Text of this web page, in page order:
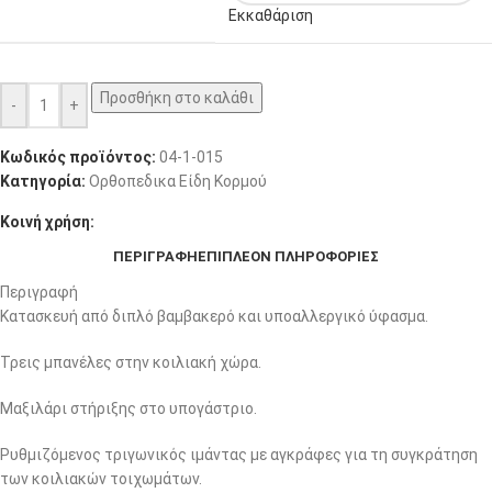
Εκκαθάριση
- + Προσθήκη στο καλάθι
Κωδικός προϊόντος: 04-1-015
Κατηγορία: Ορθοπεδικα Είδη Κορμού
Κοινή χρήση:
ΠΕΡΙΓΡΑΦΉΕΠΙΠΛΈΟΝ ΠΛΗΡΟΦΟΡΊΕΣ
Περιγραφή
Κατασκευή από διπλό βαμβακερό και υποαλλεργικό ύφασμα.
Τρεις μπανέλες στην κοιλιακή χώρα.
Μαξιλάρι στήριξης στο υπογάστριο.
Ρυθμιζόμενος τριγωνικός ιμάντας με αγκράφες για τη συγκράτηση
των κοιλιακών τοιχωμάτων.